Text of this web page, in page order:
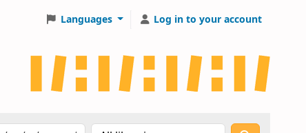
Languages Log in to your account